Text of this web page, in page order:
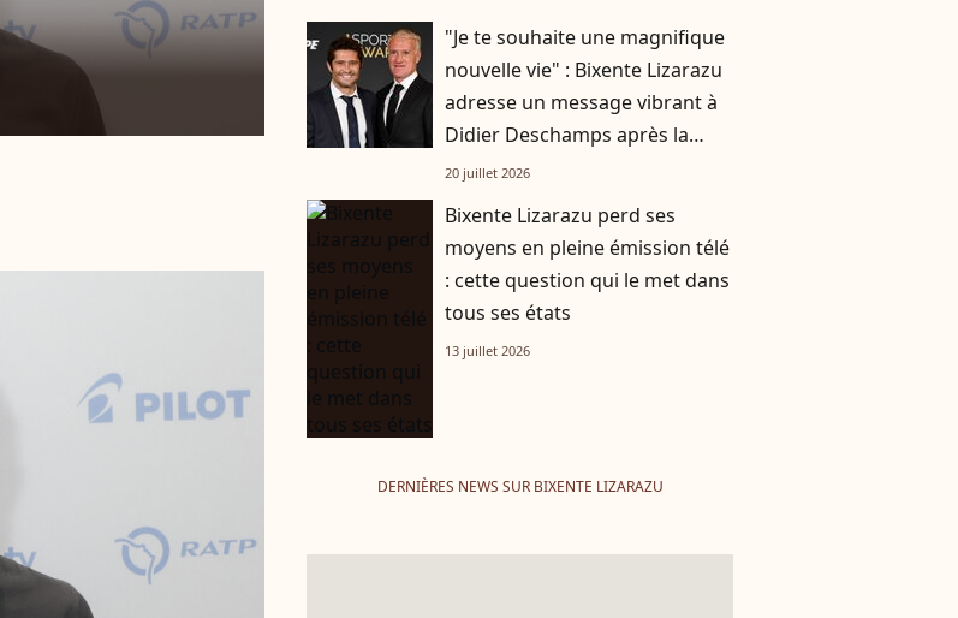
"Je te souhaite une magnifique
nouvelle vie" : Bixente Lizarazu
adresse un message vibrant à
Didier Deschamps après la
Coupe du monde
20 juillet 2026
Bixente Lizarazu perd ses
moyens en pleine émission télé
: cette question qui le met dans
tous ses états
13 juillet 2026
DERNIÈRES NEWS SUR BIXENTE LIZARAZU